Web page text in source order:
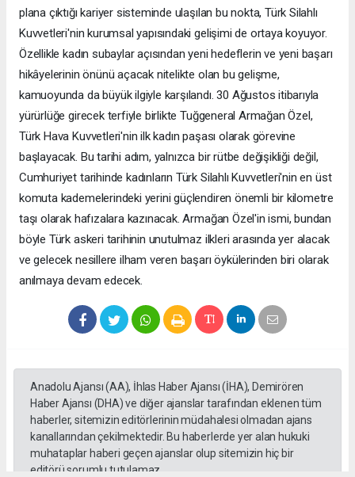
plana çıktığı kariyer sisteminde ulaşılan bu nokta, Türk Silahlı
Kuvvetleri'nin kurumsal yapısındaki gelişimi de ortaya koyuyor.
Özellikle kadın subaylar açısından yeni hedeflerin ve yeni başarı
hikâyelerinin önünü açacak nitelikte olan bu gelişme,
kamuoyunda da büyük ilgiyle karşılandı. 30 Ağustos itibarıyla
yürürlüğe girecek terfiyle birlikte Tuğgeneral Armağan Özel,
Türk Hava Kuvvetleri'nin ilk kadın paşası olarak görevine
başlayacak. Bu tarihi adım, yalnızca bir rütbe değişikliği değil,
Cumhuriyet tarihinde kadınların Türk Silahlı Kuvvetleri'nin en üst
komuta kademelerindeki yerini güçlendiren önemli bir kilometre
taşı olarak hafızalara kazınacak. Armağan Özel'in ismi, bundan
böyle Türk askeri tarihinin unutulmaz ilkleri arasında yer alacak
ve gelecek nesillere ilham veren başarı öykülerinden biri olarak
anılmaya devam edecek.
Anadolu Ajansı (AA), İhlas Haber Ajansı (İHA), Demirören
Haber Ajansı (DHA) ve diğer ajanslar tarafından eklenen tüm
haberler, sitemizin editörlerinin müdahalesi olmadan ajans
kanallarından çekilmektedir. Bu haberlerde yer alan hukuki
muhataplar haberi geçen ajanslar olup sitemizin hiç bir
editörü sorumlu tutulamaz...